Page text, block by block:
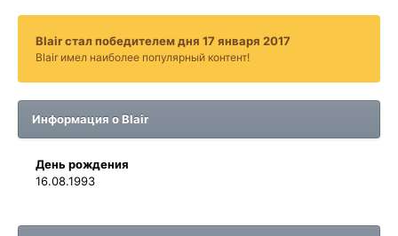
Blair стал победителем дня 17 января 2017
Blair имел наиболее популярный контент!
Информация о Blair
День рождения
16.08.1993